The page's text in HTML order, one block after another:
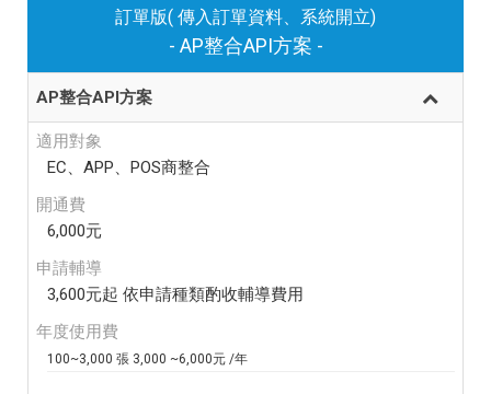
訂單版( 傳入訂單資料、系統開立)
- AP整合API方案 -
AP整合API方案
適用對象
EC、APP、POS商整合
開通費
6,000元
申請輔導
3,600元起 依申請種類酌收輔導費用
年度使用費
100~3,000 張 3,000 ~6,000元 /年